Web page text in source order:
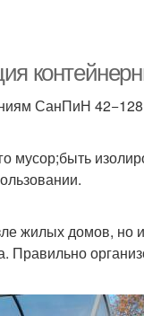
СанПиН
мусор;быть
жилых домов, но
Правильно